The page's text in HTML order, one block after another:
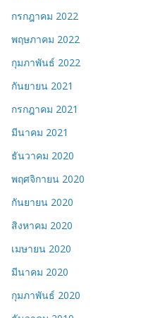
กรกฎาคม 2022
พฤษภาคม 2022
กุมภาพันธ์ 2022
กันยายน 2021
กรกฎาคม 2021
มีนาคม 2021
ธันวาคม 2020
พฤศจิกายน 2020
กันยายน 2020
สิงหาคม 2020
เมษายน 2020
มีนาคม 2020
กุมภาพันธ์ 2020